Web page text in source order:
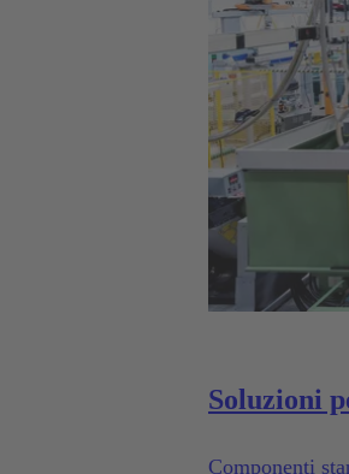
Soluzioni
Componenti